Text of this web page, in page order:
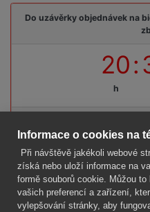
Do uzávěrky objednávek na
20
h
:
Firma
Vše o nákupu
Informace o cookies na
Při návštěvě jakékoli webové
získá nebo uloží informace na
formě souborů cookie. Můžou
vašich preferencí a zařízení,
vylepšování stránky, aby